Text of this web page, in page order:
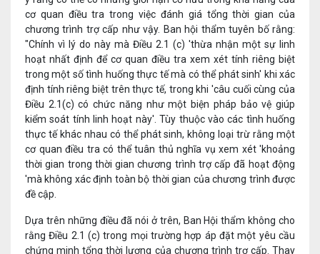
cơ quan điều tra trong việc đánh giá tổng thời gian của
chương trình trợ cấp như vậy. Ban hội thẩm tuyên bố rằng:
"Chính vì lý do này mà Điều 2.1 (c) 'thừa nhận một sự linh
hoạt nhất định để cơ quan điều tra xem xét tính riêng biệt
trong một số tình huống thực tế mà có thể phát sinh' khi xác
định tính riêng biệt trên thực tế, trong khi 'câu cuối cùng của
Điều 2.1(c) có chức năng như một biện pháp bảo vệ giúp
kiểm soát tính linh hoạt này'. Tùy thuộc vào các tình huống
thực tế khác nhau có thể phát sinh, không loại trừ rằng một
cơ quan điều tra có thể tuân thủ nghĩa vụ xem xét 'khoảng
thời gian trong thời gian chương trình trợ cấp đã hoạt động
'mà không xác định toàn bộ thời gian của chương trình được
đề cập.
Dựa trên những điều đã nói ở trên, Ban Hội thẩm không cho
rằng Điều 2.1 (c) trong mọi trường hợp áp đặt một yêu cầu
chứng minh tổng thời lượng của chương trình trợ cấp. Thay